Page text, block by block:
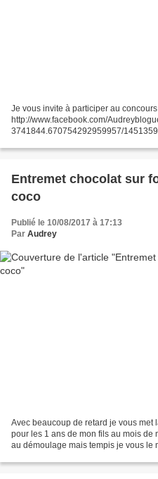
Je vous invite à participer au
http://www.facebook.com/
3741844.670754292959957/
Entremet chocolat sur
coco
Publié le 10/08/2017 à 17:13
Par Audrey
Avec beaucoup de retard je vous met
pour les 1 ans de mon fils au mois de
au démoulage mais tempis je vous le